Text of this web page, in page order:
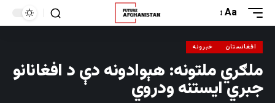
Aa
افغانستان خبرونه
ملګري ملتونه: هېوادونه دې د افغانانو
جبري ایستنه ودروي